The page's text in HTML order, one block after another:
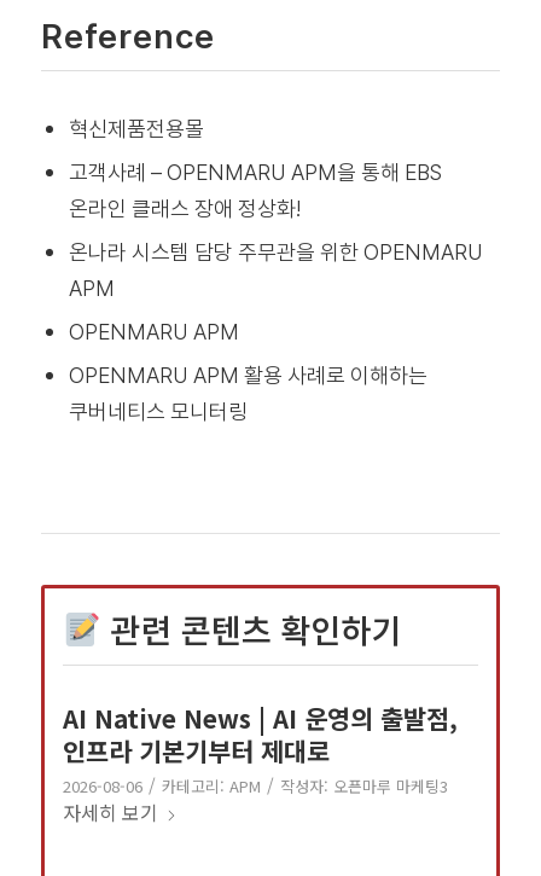
Reference
혁신제품전용몰
고객사례 – OPENMARU APM을 통해 EBS
온라인 클래스 장애 정상화!
온나라 시스템 담당 주무관을 위한 OPENMARU
APM
OPENMARU APM
OPENMARU APM 활용 사례로 이해하는
쿠버네티스 모니터링
관련 콘텐츠 확인하기
AI Native News | AI 운영의 출발점,
인프라 기본기부터 제대로
2026-08-06 / 카테고리: APM / 작성자: 오픈마루 마케팅3
자세히 보기